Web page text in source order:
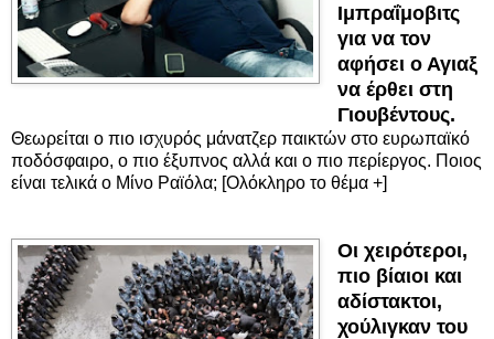
Ιμπραΐμοβιτς
για να τον
αφήσει ο Αγιαξ
να έρθει στη
Γιουβέντους.
Θεωρείται ο πιο ισχυρός μάνατζερ παικτών στο ευρωπαϊκό
ποδόσφαιρο, ο πιο έξυπνος αλλά και ο πιο περίεργος. Ποιος
είναι τελικά ο Μίνο Ραϊόλα; [Ολόκληρο το θέμα +]
Οι χειρότεροι,
πιο βίαιοι και
αδίστακτοι,
χούλιγκαν του